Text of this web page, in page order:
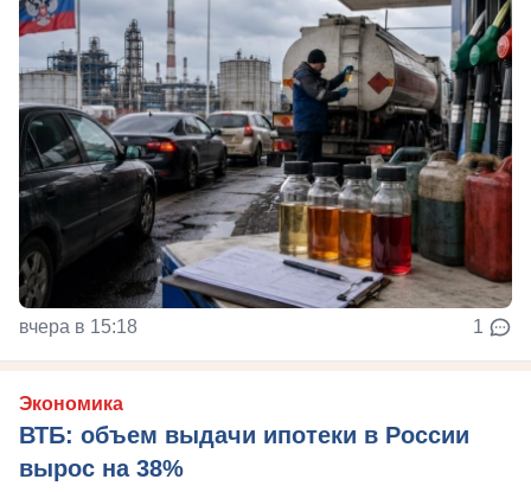
вчера в 15:18 1
Экономика
ВТБ: объем выдачи ипотеки в России
вырос на 38%